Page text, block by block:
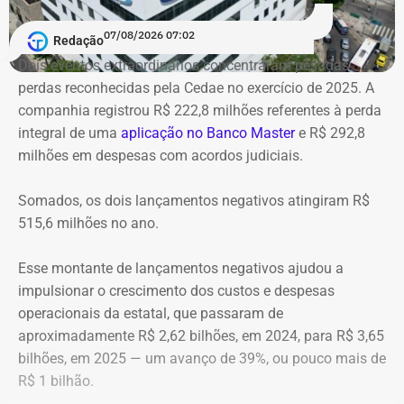
originais;
Salas multiúso e de projeção secundárias no mezanino para
palestras, seminários e cineclube;
Espaços de formação: salas de cursos, oficinas de dança,
estúdios de edição de áudio e vídeo e centro de TI;
Áreas de convivência: biblioteca, museu digital, cafeteria e
reurbanização do entorno com praça e teatro de arena.
publicação do decreto consolida uma antiga reivindicação
pela preservação do Cine Vaz Lobo. Criado em 2010 por
Vaz Lobo – Preservação, Cultura e Memória (MCVL) e no
Instituto Histórico e Geográfico da Baixada de Irajá (IHGBI), o
grupo reúne uma série de conquistas importantes em
diferentes anos.
Em 2011, impediu a demolição do prédio durante as obras do
Redação07/08/2026 07:02
Dois eventos extraordinários concentraram pesadas
perdas reconhecidas pela Cedae no exercício de 2025. A
companhia registrou R$ 222,8 milhões referentes à perda
integral de uma aplicação no Banco Mastere R$ 292,8
milhões em despesas com acordos judiciais.
Somados, os dois lançamentos negativos atingiram R$
515,6 milhões no ano.
Esse montante de lançamentos negativos ajudou a
impulsionar o crescimento dos custos e despesas
operacionais da estatal, que passaram de
aproximadamente R$ 2,62 bilhões, em 2024, para R$ 3,65
bilhões, em 2025 — um avanço de 39%, ou pouco mais de
R$ 1 bilhão.